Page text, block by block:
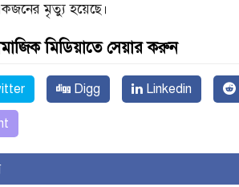
মৃত্যু হয়েছে।
মিডিয়াতে সেয়ার করুন
Digg Linkedin